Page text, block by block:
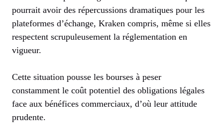
pourrait avoir des répercussions dramatiques pour les
plateformes d’échange, Kraken compris, même si elles
respectent scrupuleusement la réglementation en
vigueur.
Cette situation pousse les bourses à peser
constamment le coût potentiel des obligations légales
face aux bénéfices commerciaux, d’où leur attitude
prudente.